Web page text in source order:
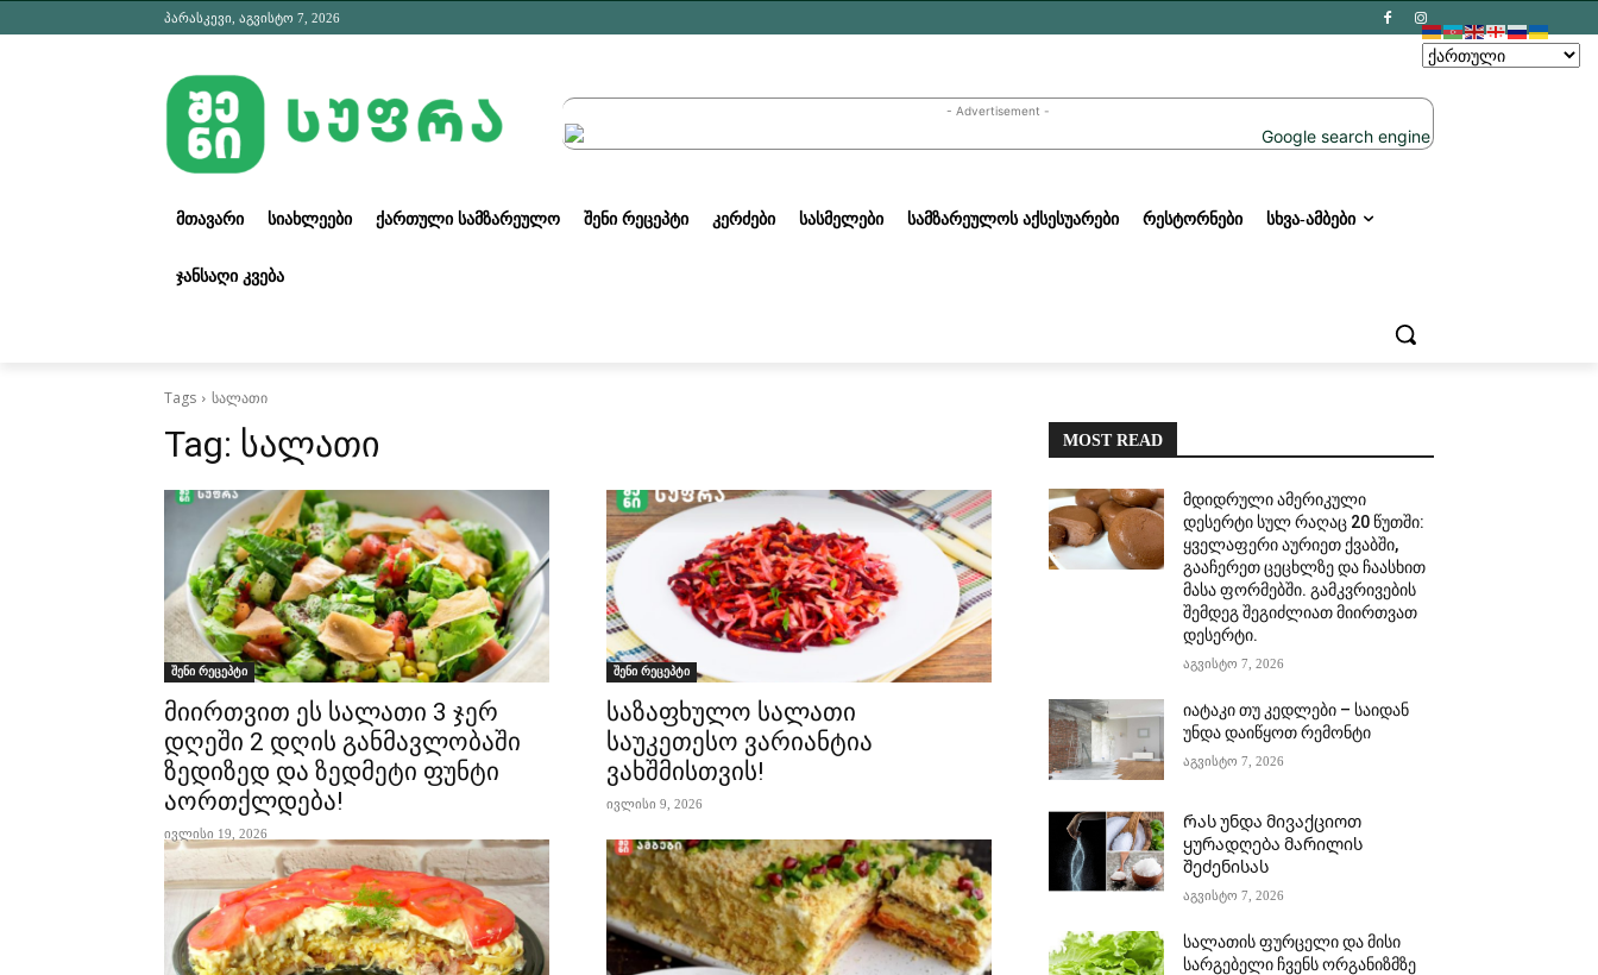
პარასკევი, აგვისტო 7, 2026
- Advertisement -
ᲛᲗᲐᲕᲐᲠᲘ ᲡᲘᲐᲮᲚᲔᲔᲑᲘ ᲥᲐᲠᲗᲣᲚᲘ ᲡᲐᲛᲖᲐᲠᲔᲣᲚᲝ ᲨᲔᲜᲘ ᲠᲔᲪᲔᲞᲢᲘ ᲙᲔᲠᲫᲔᲑᲘ ᲡᲐᲡᲛᲔᲚᲔᲑᲘ ᲡᲐᲛᲖᲐᲠᲔᲣᲚᲝᲡ ᲐᲥᲡᲔᲡᲣᲐᲠᲔᲑᲘ ᲠᲔᲡᲢᲝᲠᲜᲔᲑᲘ ᲡᲮᲕᲐ-ᲐᲛᲑᲔᲑᲘ
ᲯᲐᲜᲡᲐᲦᲘ ᲙᲕᲔᲑᲐ
Tags სალათი
Tag: სალათი
შენი რეცეპტი
მიირთვით ეს სალათი 3 ჯერ
დღეში 2 დღის განმავლობაში
ზედიზედ და ზედმეტი ფუნტი
აორთქლდება!
ივლისი 19, 2026
შენი რეცეპტი
საზაფხულო სალათი
საუკეთესო ვარიანტია
ვახშმისთვის!
ივლისი 9, 2026
MOST READ
მდიდრული ამერიკული
დესერტი სულ რაღაც 20 წუთში:
ყველაფერი აურიეთ ქვაბში,
გააჩერეთ ცეცხლზე და ჩაასხით
მასა ფორმებში. გამკვრივების
შემდეგ შეგიძლიათ მიირთვათ
დესერტი.
აგვისტო 7, 2026
იატაკი თუ კედლები – საიდან
უნდა დაიწყოთ რემონტი
აგვისტო 7, 2026
Რას უნდა მივაქციოთ
ყურადღება მარილის
შეძენისას
აგვისტო 7, 2026
სალათის ფურცელი და მისი
სარგებელი ჩვენს ორგანიზმზე